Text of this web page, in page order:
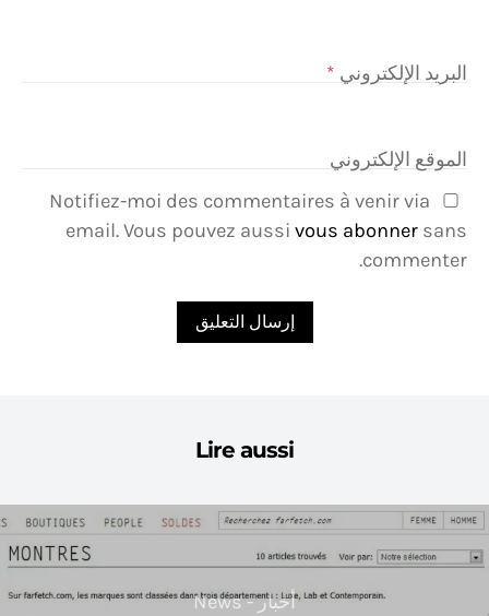
البريد الإلكتروني *
الموقع الإلكتروني
Notifiez-moi des commentaires à venir via
email. Vous pouvez aussi vous abonner sans
commenter.
Lire aussi
أخبار - News